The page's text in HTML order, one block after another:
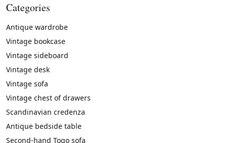
Categories
Antique wardrobe
Vintage bookcase
Vintage sideboard
Vintage desk
Vintage sofa
Vintage chest of drawers
Scandinavian credenza
Antique bedside table
Second-hand Togo sofa